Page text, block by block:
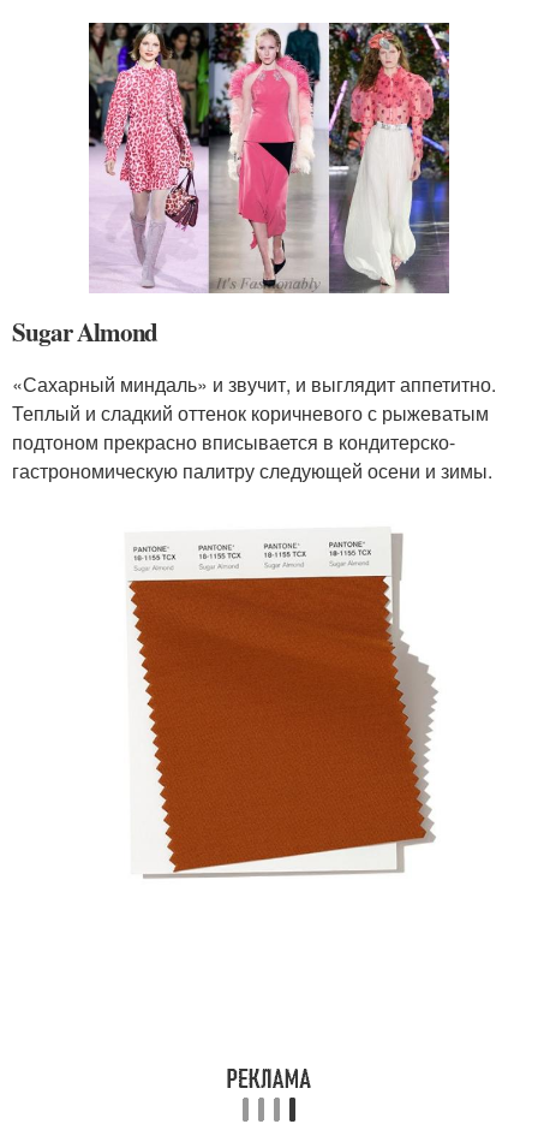
Sugar Almond
«Сахарный миндаль» и звучит, и выглядит аппетитно.
Теплый и сладкий оттенок коричневого с рыжеватым
подтоном прекрасно вписывается в кондитерско-
гастрономическую палитру следующей осени и зимы.